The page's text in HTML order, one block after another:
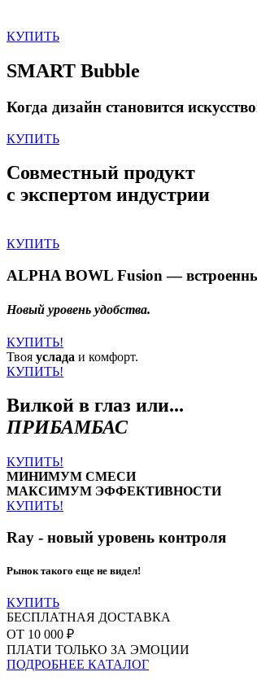
КУПИТЬ
SMART Bubble
Когда дизайн становится
КУПИТЬ
Совместный продукт
с экспертом индустрии
КУПИТЬ
ALPHA BOWL Fusion —
Новый уровень удобства.
КУПИТЬ!
Твоя услада и комфорт.
КУПИТЬ!
Вилкой в глаз или...
ПРИБАМБАС
КУПИТЬ!
МИНИМУМ СМЕСИ
МАКСИМУМ ЭФФЕКТИВНОСТИ
КУПИТЬ!
Ray - новый уровень контроля
Рынок такого еще не видел!
КУПИТЬ
БЕСПЛАТНАЯ ДОСТАВКА
ОТ 10 000 ₽
ПЛАТИ ТОЛЬКО ЗА ЭМОЦИИ
ПОДРОБНЕЕ КАТАЛОГ